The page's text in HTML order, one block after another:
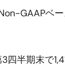
GAAPベー
半期末で